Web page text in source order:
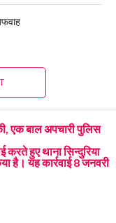
एक बाल अपचारी पुलिस
हुए थाना सिन्दुरिया
है। यह कार्रवाई 8 जनवरी